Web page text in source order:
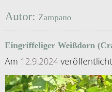
Autor: Zampano
Eingriffeliger Weißdorn
Am 12.9.2024 veröffentlicht